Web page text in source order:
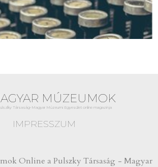
MÚZEUMOK
Társaság-Magyar Múzeumi Egyesület online magazinja
IMPRESSZUM
Online a Pulszky Társaság - Magyar